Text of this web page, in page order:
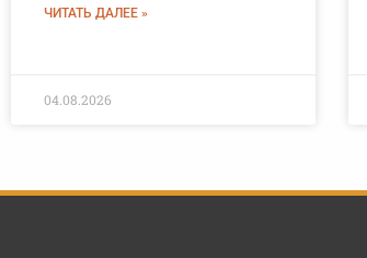
ЧИТАТЬ ДАЛЕЕ »
04.08.2026